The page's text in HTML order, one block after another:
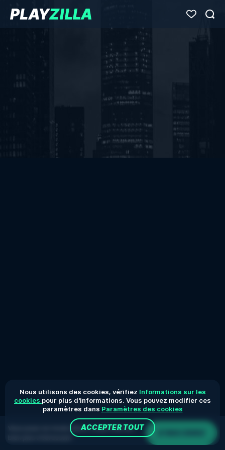
Vous jouez en mode démo. Le jeu réel est
Nous utilisons des cookies, vérifiez Informations sur les
cookies pour plus d'informations. Vous pouvez modifier ces
paramètres dans Paramètres des cookies
ACCEPTER TOUT